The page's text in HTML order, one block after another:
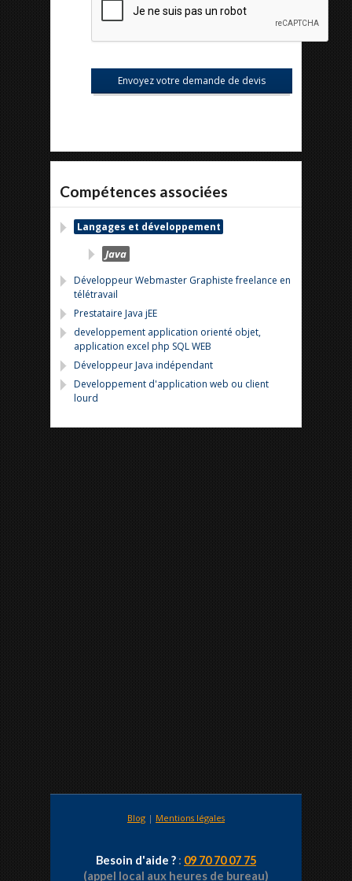
Compétences associées
Langages et développement
Java
Développeur Webmaster Graphiste freelance en
télétravail
Prestataire Java jEE
developpement application orienté objet,
application excel php SQL WEB
Développeur Java indépendant
Developpement d'application web ou client
lourd
Blog | Mentions légales
Besoin d'aide ? : 09 70 70 07 75
(appel local aux heures de bureau)